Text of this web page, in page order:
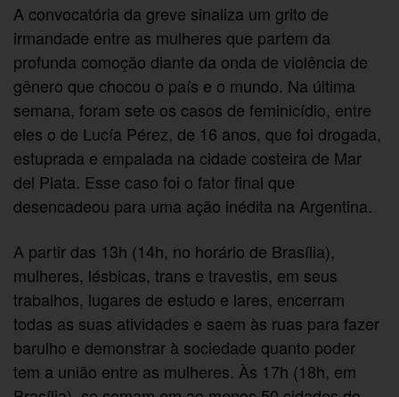
A convocatória da greve sinaliza um grito de
irmandade entre as mulheres que partem da
profunda comoção diante da onda de violência de
gênero que chocou o país e o mundo. Na última
semana, foram sete os casos de feminicídio, entre
eles o de Lucía Pérez, de 16 anos, que foi drogada,
estuprada e empalada na cidade costeira de Mar
del Plata. Esse caso foi o fator final que
desencadeou para uma ação inédita na Argentina.
A partir das 13h (14h, no horário de Brasília),
mulheres, lésbicas, trans e travestis, em seus
trabalhos, lugares de estudo e lares, encerram
todas as suas atividades e saem às ruas para fazer
barulho e demonstrar à sociedade quanto poder
tem a união entre as mulheres. Às 17h (18h, em